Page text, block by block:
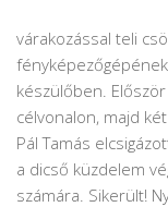
várakozással teli
készülőben.
célvonalon, majd
Pál Tamás
a dicső küzdelem
számára. Sikerült!